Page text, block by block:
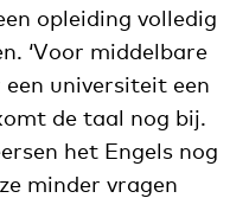
opleiding volledig
‘Voor middelbare
universiteit een
de taal nog bij.
het Engels nog
minder vragen